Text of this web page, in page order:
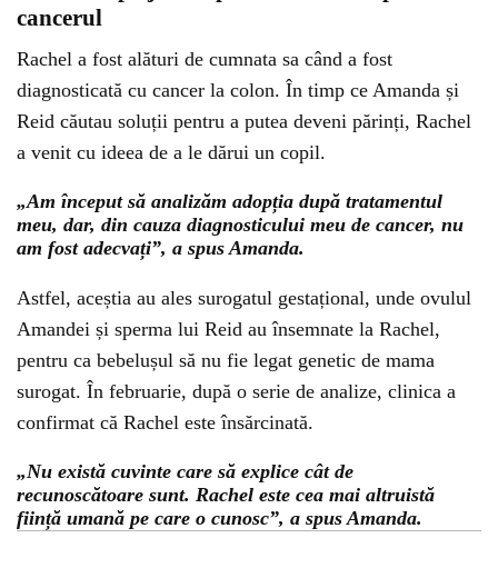
cancerul
Rachel a fost alături de cumnata sa când a fost
diagnosticată cu cancer la colon. În timp ce Amanda și
Reid căutau soluții pentru a putea deveni părinți, Rachel
a venit cu ideea de a le dărui un copil.
„Am început să analizăm adopția după tratamentul
meu, dar, din cauza diagnosticului meu de cancer, nu
am fost adecvați”, a spus Amanda.
Astfel, aceștia au ales surogatul gestațional, unde ovulul
Amandei și sperma lui Reid au însemnate la Rachel,
pentru ca bebelușul să nu fie legat genetic de mama
surogat. În februarie, după o serie de analize, clinica a
confirmat că Rachel este însărcinată.
„Nu există cuvinte care să explice cât de
recunoscătoare sunt. Rachel este cea mai altruistă
ființă umană pe care o cunosc”, a spus Amanda.